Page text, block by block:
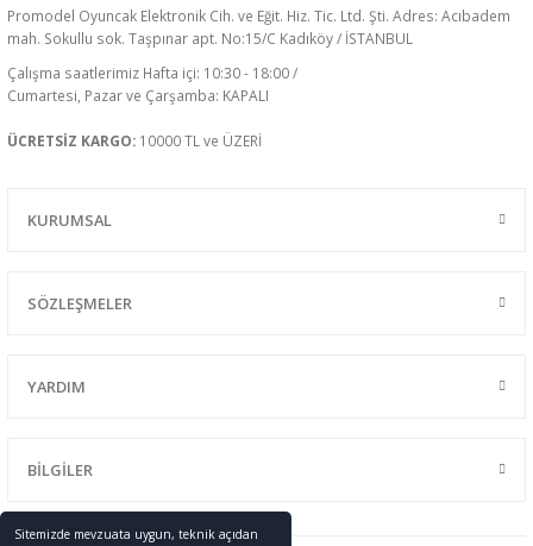
Sitemizde mevzuata uygun, teknik açıdan
Promodel Oyuncak Elektronik Cih. ve Eğit. Hiz. Tic. Ltd. Şti. Adres: Acıbadem
mah. Sokullu sok. Taşpınar apt. No:15/C Kadıköy / İSTANBUL
Çalışma saatlerimiz Hafta içi: 10:30 - 18:00 /
Cumartesi, Pazar ve Çarşamba: KAPALI
ÜCRETSİZ KARGO: 10000 TL ve ÜZERİ
KURUMSAL
SÖZLEŞMELER
YARDIM
BİLGİLER